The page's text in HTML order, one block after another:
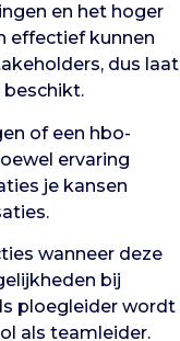
en het hoger
effectief kunnen
dus laat
beschikt.
of een hbo-
ervaring
je kansen
wanneer deze
bij
ploegleider wordt
als teamleider.